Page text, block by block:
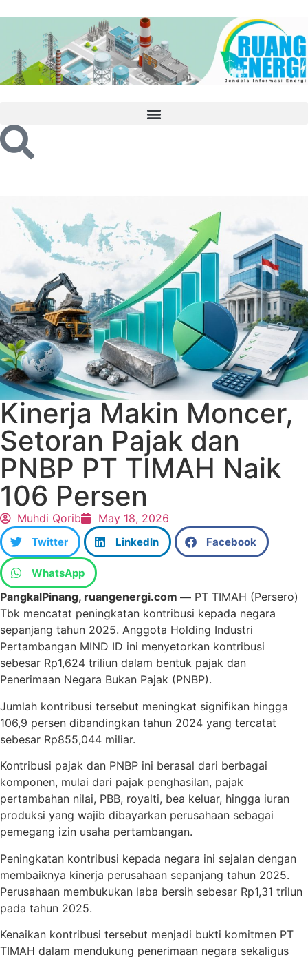
Kinerja Makin Moncer,
Setoran Pajak dan
PNBP PT TIMAH Naik
106 Persen
Muhdi Qorib May 18, 2026
Twitter LinkedIn Facebook
WhatsApp
PangkalPinang, ruangenergi.com — PT TIMAH (Persero)
Tbk mencatat peningkatan kontribusi kepada negara
sepanjang tahun 2025. Anggota Holding Industri
Pertambangan MIND ID ini menyetorkan kontribusi
sebesar Rp1,624 triliun dalam bentuk pajak dan
Penerimaan Negara Bukan Pajak (PNBP).
Jumlah kontribusi tersebut meningkat signifikan hingga
106,9 persen dibandingkan tahun 2024 yang tercatat
sebesar Rp855,044 miliar.
Kontribusi pajak dan PNBP ini berasal dari berbagai
komponen, mulai dari pajak penghasilan, pajak
pertambahan nilai, PBB, royalti, bea keluar, hingga iuran
produksi yang wajib dibayarkan perusahaan sebagai
pemegang izin usaha pertambangan.
Peningkatan kontribusi kepada negara ini sejalan dengan
membaiknya kinerja perusahaan sepanjang tahun 2025.
Perusahaan membukukan laba bersih sebesar Rp1,31 trilun
pada tahun 2025.
Kenaikan kontribusi tersebut menjadi bukti komitmen PT
TIMAH dalam mendukung penerimaan negara sekaligus